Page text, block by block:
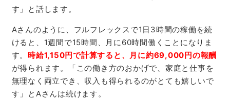
す」と話します。
Aさんのように、フルフレックスで1日3時間の稼働を続
けると、1週間で15時間、月に60時間働くことになりま
す。 時給1,150円で計算すると、月に約69,000円の報酬
が得られます。「この働き方のおかげで、家庭と仕事を
無理なく両立でき、収入も得られるのがとても嬉しいで
す」とAさんは続けます。